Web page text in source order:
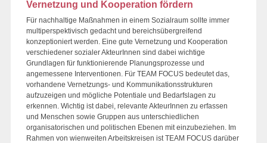
Vernetzung und Kooperation fördern
Für nachhaltige Maßnahmen in einem Sozialraum sollte immer
multiperspektivisch gedacht und bereichsübergreifend
konzeptioniert werden. Eine gute Vernetzung und Kooperation
verschiedener sozialer AkteurInnen sind dabei wichtige
Grundlagen für funktionierende Planungsprozesse und
angemessene Interventionen. Für TEAM FOCUS bedeutet das,
vorhandene Vernetzungs- und Kommunikationsstrukturen
aufzuzeigen und mögliche Potentiale und Bedarfslagen zu
erkennen. Wichtig ist dabei, relevante AkteurInnen zu erfassen
und Menschen sowie Gruppen aus unterschiedlichen
organisatorischen und politischen Ebenen mit einzubeziehen. Im
Rahmen von wienweiten Arbeitskreisen ist TEAM FOCUS darüber